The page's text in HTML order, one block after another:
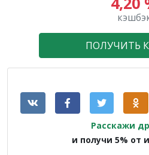
ПОЛУЧИТЬ
Расскажи
и получи 5% от